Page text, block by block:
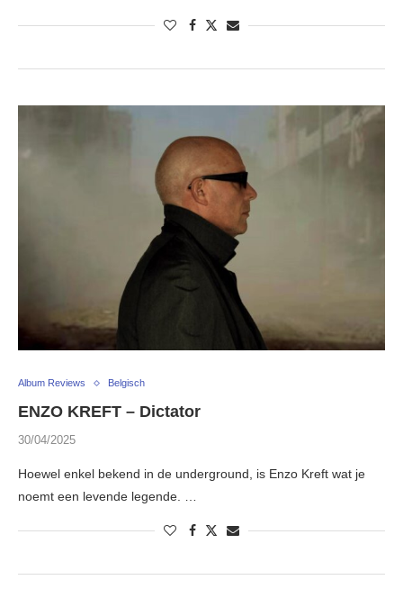
Album Reviews Belgisch
ENZO KREFT – Dictator
30/04/2025
Hoewel enkel bekend in de underground, is Enzo Kreft wat je
noemt een levende legende. …